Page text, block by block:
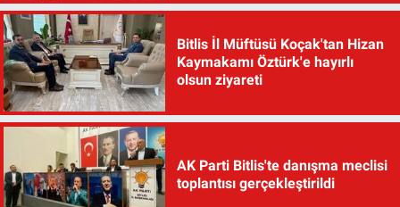
Bitlis İl Müftüsü Koçak'tan Hizan
Kaymakamı Öztürk'e hayırlı
olsun ziyareti
AK Parti Bitlis'te danışma meclisi
toplantısı gerçekleştirildi